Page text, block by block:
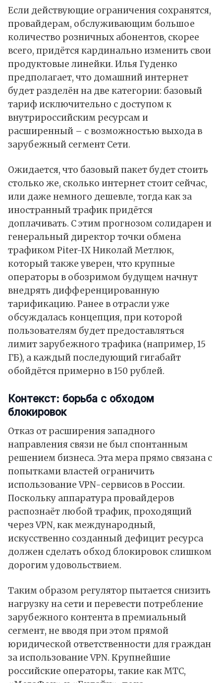
Если действующие ограничения сохранятся,
провайдерам, обслуживающим большое
количество розничных абонентов, скорее
всего, придётся кардинально изменить свои
продуктовые линейки. Илья Гуденко
предполагает, что домашний интернет
будет разделён на две категории: базовый
тариф исключительно с доступом к
внутрироссийским ресурсам и
расширенный – с возможностью выхода в
зарубежный сегмент Сети.
Ожидается, что базовый пакет будет стоить
столько же, сколько интернет стоит сейчас,
или даже немного дешевле, тогда как за
иностранный трафик придётся
доплачивать. С этим прогнозом солидарен и
генеральный директор точки обмена
трафиком Piter-IX Николай Метлюк,
который также уверен, что крупные
операторы в обозримом будущем начнут
внедрять дифференцированную
тарификацию. Ранее в отрасли уже
обсуждалась концепция, при которой
пользователям будет предоставляться
лимит зарубежного трафика (например, 15
ГБ), а каждый последующий гигабайт
обойдётся примерно в 150 рублей.
Контекст: борьба с обходом
блокировок
Отказ от расширения западного
направления связи не был спонтанным
решением бизнеса. Эта мера прямо связана с
попытками властей ограничить
использование VPN-сервисов в России.
Поскольку аппаратура провайдеров
распознаёт любой трафик, проходящий
через VPN, как международный,
искусственно созданный дефицит ресурса
должен сделать обход блокировок слишком
дорогим удовольствием.
Таким образом регулятор пытается снизить
нагрузку на сети и перевести потребление
зарубежного контента в премиальный
сегмент, не вводя при этом прямой
юридической ответственности для граждан
за использование VPN. Крупнейшие
российские операторы, такие как МТС,